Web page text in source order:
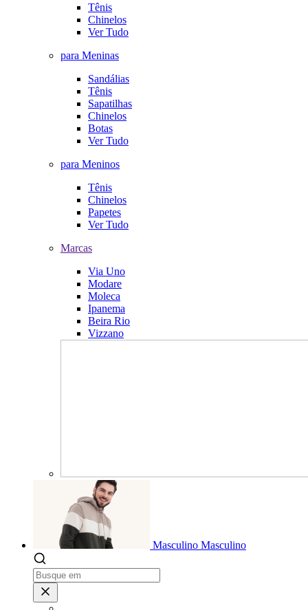
Tênis
Chinelos
Ver Tudo
para Meninas
Sandálias
Tênis
Sapatilhas
Chinelos
Botas
Ver Tudo
para Meninos
Tênis
Chinelos
Papetes
Ver Tudo
Marcas
Via Uno
Modare
Moleca
Ipanema
Beira Rio
Vizzano
Masculino Masculino